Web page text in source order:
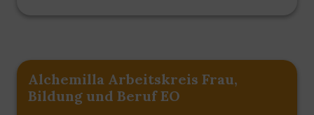
Alchemilla Arbeitskreis Frau,
Bildung und Beruf EO